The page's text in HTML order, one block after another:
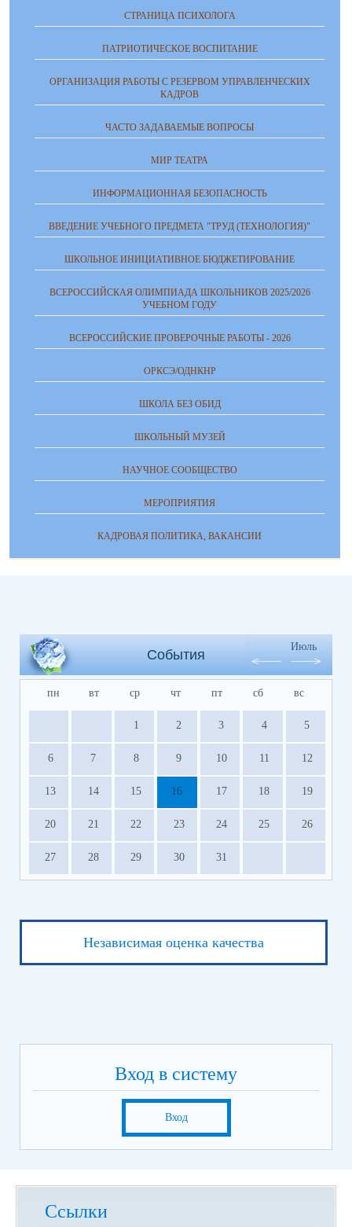
СТРАНИЦА ПСИХОЛОГА
ПАТРИОТИЧЕСКОЕ ВОСПИТАНИЕ
ОРГАНИЗАЦИЯ РАБОТЫ С РЕЗЕРВОМ УПРАВЛЕНЧЕСКИХ
КАДРОВ
ЧАСТО ЗАДАВАЕМЫЕ ВОПРОСЫ
МИР ТЕАТРА
ИНФОРМАЦИОННАЯ БЕЗОПАСНОСТЬ
ВВЕДЕНИЕ УЧЕБНОГО ПРЕДМЕТА "ТРУД (ТЕХНОЛОГИЯ)"
ШКОЛЬНОЕ ИНИЦИАТИВНОЕ БЮДЖЕТИРОВАНИЕ
ВСЕРОССИЙСКАЯ ОЛИМПИАДА ШКОЛЬНИКОВ 2025/2026
УЧЕБНОМ ГОДУ
ВСЕРОССИЙСКИЕ ПРОВЕРОЧНЫЕ РАБОТЫ - 2026
ОРКСЭ/ОДНКНР
ШКОЛА БЕЗ ОБИД
ШКОЛЬНЫЙ МУЗЕЙ
НАУЧНОЕ СООБЩЕСТВО
МЕРОПРИЯТИЯ
КАДРОВАЯ ПОЛИТИКА, ВАКАНСИИ
События
Июль
пн вт ср чт пт сб вс
1 2 3 4 5
6 7 8 9 10 11 12
13 14 15 16 17 18 19
20 21 22 23 24 25 26
27 28 29 30 31
Независимая оценка качества
Вход в систему
Вход
Ссылки